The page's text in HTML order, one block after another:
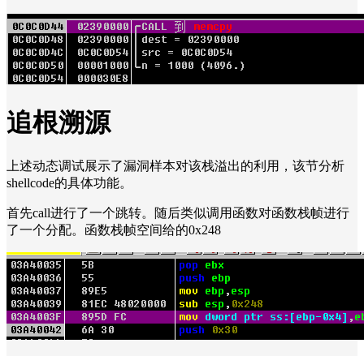
追根溯源
上述动态调试展示了漏洞样本对该栈溢出的利用，该节分析
shellcode的具体功能。
首先call进行了一个跳转。随后类似调用函数对函数栈帧进行
了一个分配。函数栈帧空间给的0x248